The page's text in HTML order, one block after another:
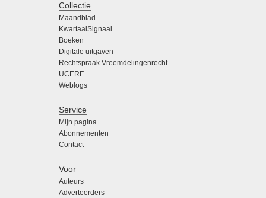
Collectie
Maandblad
KwartaalSignaal
Boeken
Digitale uitgaven
Rechtspraak Vreemdelingenrecht
UCERF
Weblogs
Service
Mijn pagina
Abonnementen
Contact
Voor
Auteurs
Adverteerders